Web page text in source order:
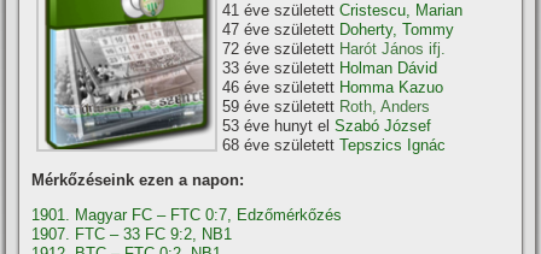
41 éve születettCristescu, Marian
47 éve született Doherty, Tommy
72 éve született Harót János ifj.
33 éve született Holman Dávid
46 éve született Homma Kazuo
59 éve született Roth, Anders
53 éve hunyt elSzabó József
68 éve születettTepszics Ignác
Mérkőzéseink ezen a napon:
1901. Magyar FC – FTC 0:7, Edzőmérkőzés
1907. FTC – 33 FC 9:2, NB1